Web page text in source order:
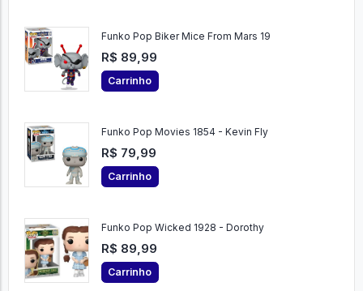
Funko Pop Biker Mice From Mars 19
R$ 89,99
Carrinho
Funko Pop Movies 1854 - Kevin Fly
R$ 79,99
Carrinho
Funko Pop Wicked 1928 - Dorothy
R$ 89,99
Carrinho